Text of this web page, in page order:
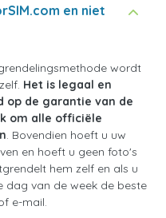
en niet
wordt
Het is legaal en
op de garantie van de
om alle officiële
. Bovendien hoeft u uw
en hoeft u geen foto's
hem zelf en als u
dag van de week de beste
e-mail.